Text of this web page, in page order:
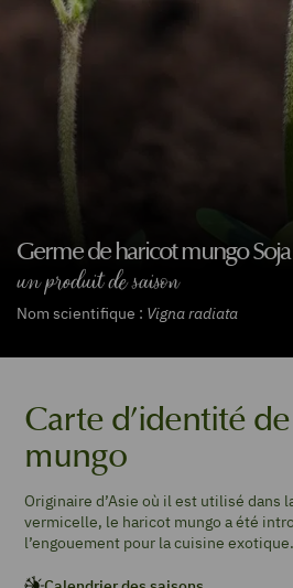
Germe de haricot mungo
un produit de saison
Nom scientifique : Vigna radiata
Carte d’identité
mungo
Originaire d’Asie où il est utilisé dans
vermicelle, le haricot mungo a été
l’engouement pour la cuisine exotique.